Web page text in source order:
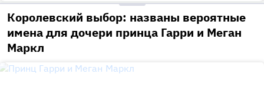
Королевский выбор: названы вероятные
имена для дочери принца Гарри и Меган
Маркл